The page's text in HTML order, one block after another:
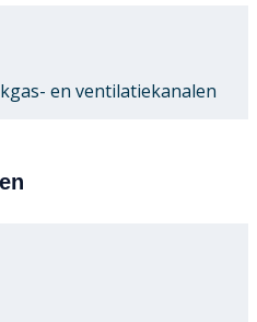
en ventilatiekanalen